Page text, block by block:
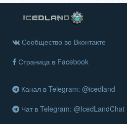
Сообщество во Вконтакте
Страница в Facebook
Канал в Telegram: @icedland
Чат в Telegram: @IcedLandChat